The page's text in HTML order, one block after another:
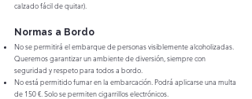
calzado fácil de quitar).
Normas a Bordo
No se permitirá el embarque de personas visiblemente alcoholizadas.
Queremos garantizar un ambiente de diversión, siempre con
seguridad y respeto para todos a bordo.
No está permitido fumar en la embarcación. Podrá aplicarse una multa
de 150 €. Solo se permiten cigarrillos electrónicos.